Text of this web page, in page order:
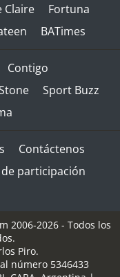
Claire
Fortuna
BATimes
Contigo
Sport Buzz
Contáctenos
de participación
2006-2026 - Todos los
Piro.
número 5346433